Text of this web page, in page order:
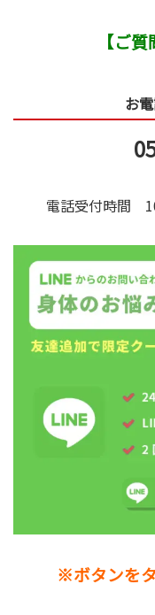
【ご
お
電話受付時間
※ボタンを